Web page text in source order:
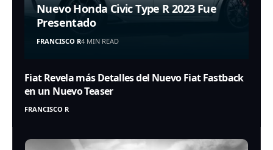
Nuevo Honda Civic Type R 2023 Fue
Presentado
FRANCISCO R4 MIN READ
Fiat Revela más Detalles del Nuevo Fiat Fastback
en un Nuevo Teaser
FRANCISCO R